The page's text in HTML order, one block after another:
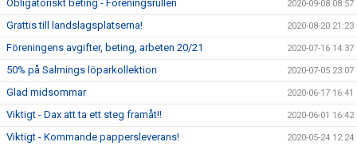
Obligatoriskt beting - Föreningsrullen 2020-09-08 08:57
Grattis till landslagsplatserna! 2020-08-20 21:23
Föreningens avgifter, beting, arbeten 20/21 2020-07-16 14:37
50% på Salmings löparkollektion 2020-07-05 23:07
Glad midsommar 2020-06-17 16:41
Viktigt - Dax att ta ett steg framåt!! 2020-06-01 16:42
Viktigt - Kommande pappersleverans! 2020-05-24 12:24